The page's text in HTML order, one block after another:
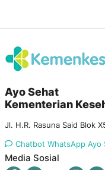
Ayo Sehat
Kementerian
Jl. H.R. Rasuna Said Blok
Chatbot WhatsApp Ayo
Media Sosial